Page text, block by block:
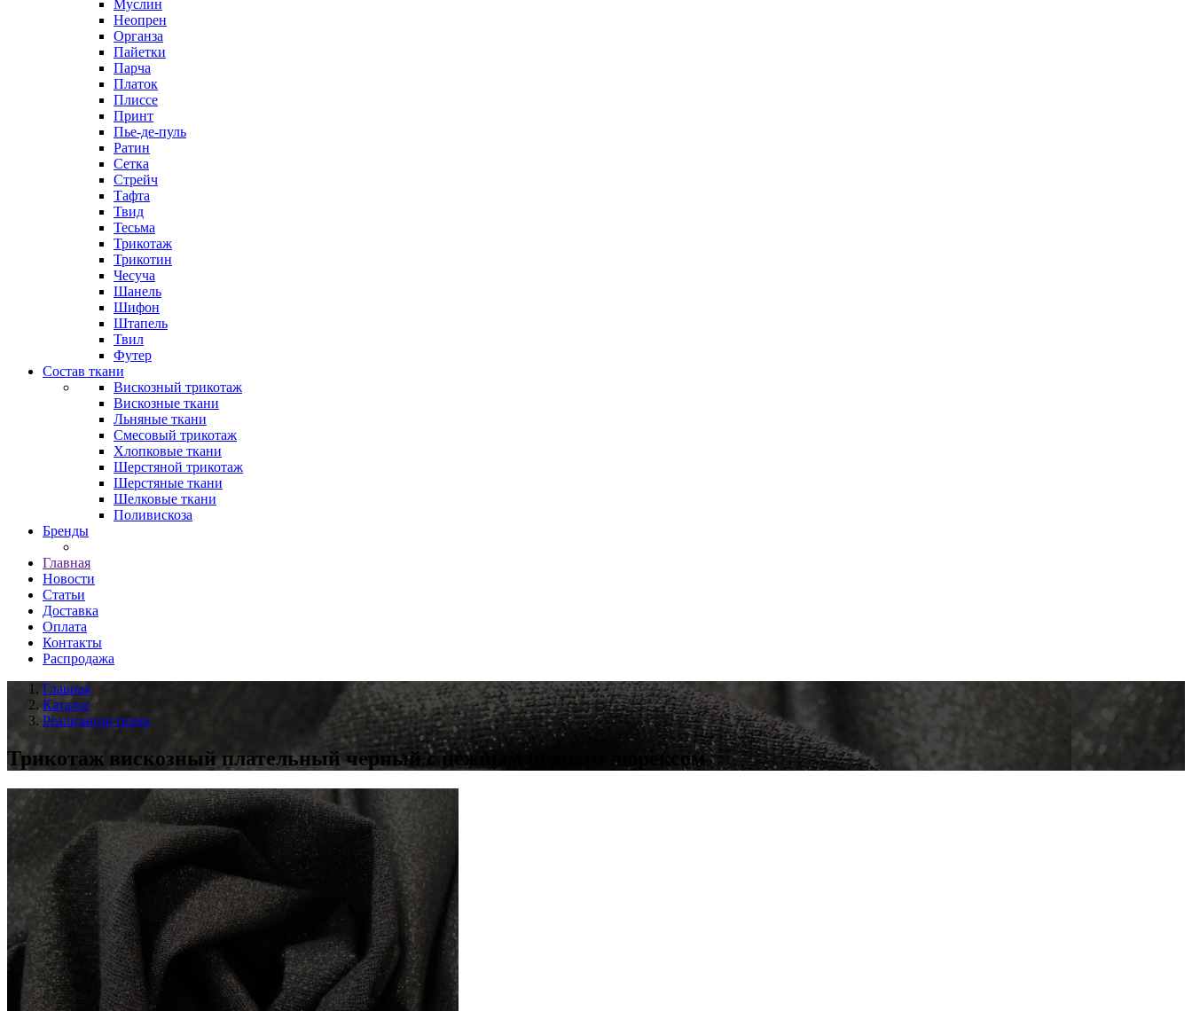
Муслин
Неопрен
Органза
Пайетки
Парча
Платок
Плиссе
Принт
Пье-де-пуль
Ратин
Сетка
Стрейч
Тафта
Твид
Тесьма
Трикотаж
Трикотин
Чесуча
Шанель
Шифон
Штапель
Твил
Футер
Состав ткани
Вискозный трикотаж
Вискозные ткани
Льняные ткани
Смесовый трикотаж
Хлопковые ткани
Шерстяной трикотаж
Шерстяные ткани
Шелковые ткани
Поливискоза
Бренды
Главная
Новости
Статьи
Доставка
Оплата
Контакты
Распродажа
Главная
Каталог
Реализация ткани
Трикотаж вискозный плательный черный с нежным черным люрексом